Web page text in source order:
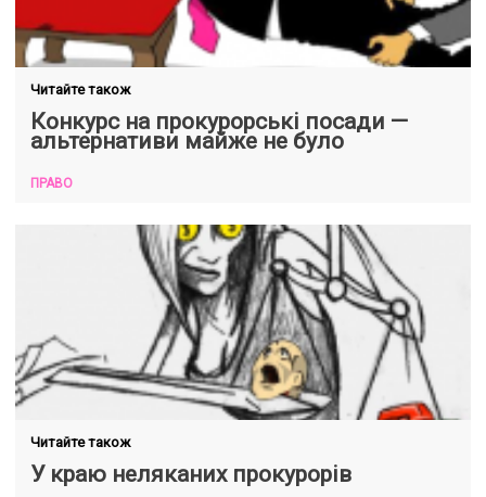
Читайте також
Конкурс на прокурорські посади —
альтернативи майже не було
ПРАВО
Читайте також
У краю неляканих прокурорів